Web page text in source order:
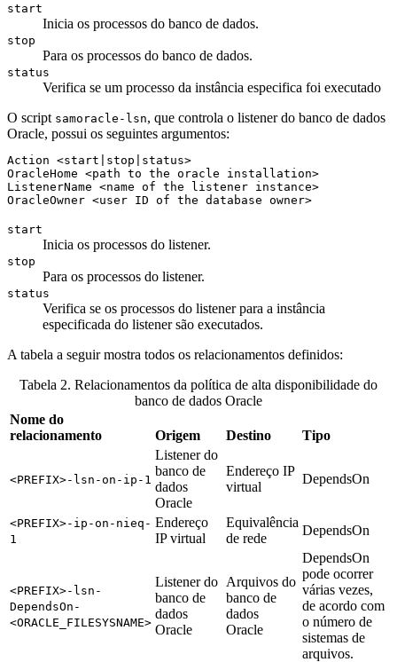
start
Inicia os processos do banco de dados.
stop
Para os processos do banco de dados.
status
Verifica se um processo da instância especifica foi executado
O script samoracle-lsn, que controla o listener do banco de dados
Oracle, possui os seguintes argumentos:
Action <start|stop|status>
OracleHome <path to the oracle installation>
ListenerName <name of the listener instance>
OracleOwner <user ID of the database owner>
start
Inicia os processos do listener.
stop
Para os processos do listener.
status
Verifica se os processos do listener para a instância
especificada do listener são executados.
A tabela a seguir mostra todos os relacionamentos definidos:
Tabela 2. Relacionamentos da política de alta disponibilidade do
banco de dados Oracle
Nome do
relacionamento
Origem Destino Tipo
<PREFIX>-lsn-on-ip-1
Listener do
banco de
dados
Oracle
Endereço IP
virtual
DependsOn
<PREFIX>-ip-on-nieq-
1
Endereço
IP virtual
Equivalência
de rede
DependsOn
<PREFIX>-lsn-
DependsOn-
<ORACLE_FILESYSNAME>
Listener do
banco de
dados
Oracle
Arquivos do
banco de
dados
Oracle
DependsOn
pode ocorrer
várias vezes,
de acordo com
o número de
sistemas de
arquivos.